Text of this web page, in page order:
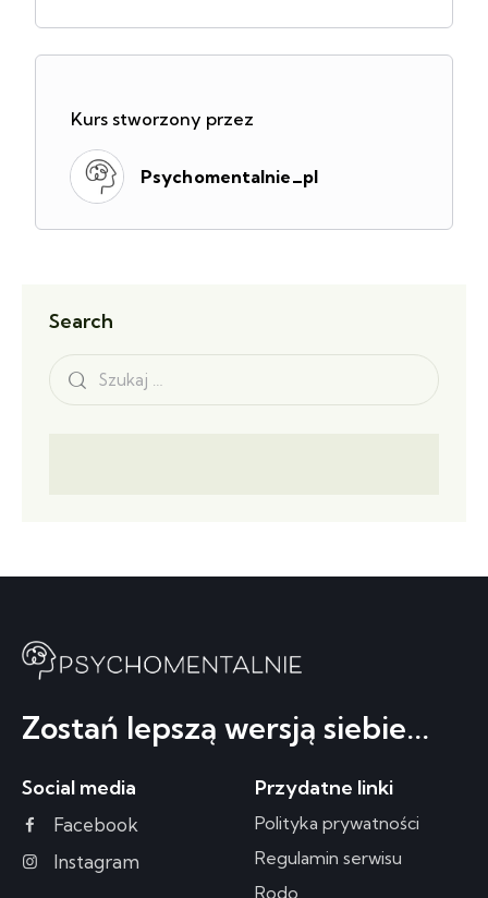
Kurs stworzony przez
Psychomentalnie_pl
Search
Zostań lepszą wersją siebie...
Social media
Facebook
Instagram
Przydatne linki
Polityka prywatności
Regulamin serwisu
Rodo